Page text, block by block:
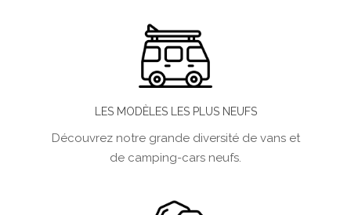
LES MODÈLES LES PLUS NEUFS
Découvrez notre grande diversité de vans et
de camping-cars neufs.